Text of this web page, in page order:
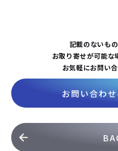
記載のないも
お取り寄せが可能な
お気軽にお問い
お問い合わ